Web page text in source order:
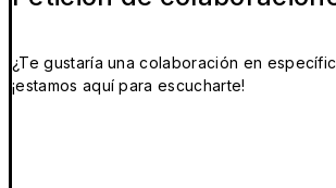
¿Te gustaría una colaboración en
¡estamos aquí para escucharte!